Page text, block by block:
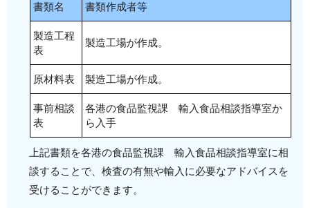
書類名 書類作成者等
製造工程
表
製造工場が作成。
原材料表 製造工場が作成。
事前相談
表
各港の食品監視課 輸入食品相談指導室か
ら入手
上記書類を各港の食品監視課 輸入食品相談指導室に相
談することで、検査の有無や輸入に必要なアドバイスを
受けることができます。